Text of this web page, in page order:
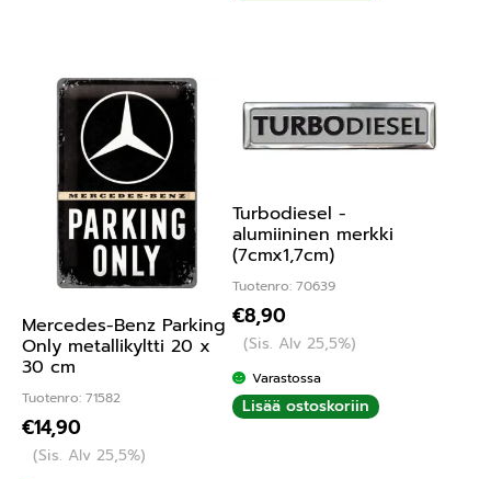
Mercedes-Benz Parking
Only metallikyltti 20 x
30 cm
Tuotenro: 71582
€14,90
(Sis. Alv 25,5%)
Turbodiesel -
alumiininen merkki
(7cmx1,7cm)
Tuotenro: 70639
€8,90
(Sis. Alv 25,5%)
Varastossa
Lisää ostoskoriin